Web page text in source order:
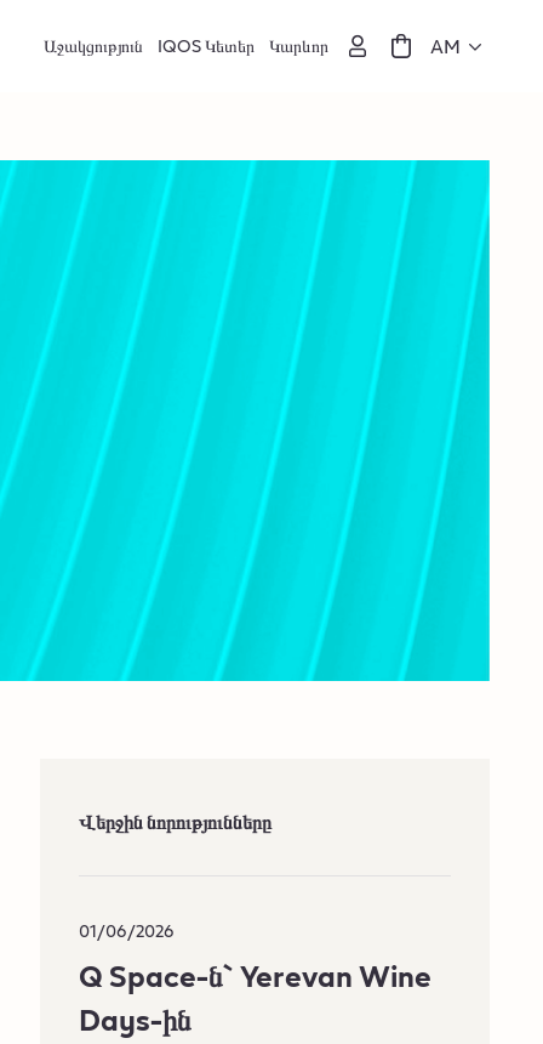
Աջակցություն IQOS Կետեր Կարևոր AM
Վերջին նորությունները
01/06/2026
Q Space-ն` Yerevan Wine
Days-ին​